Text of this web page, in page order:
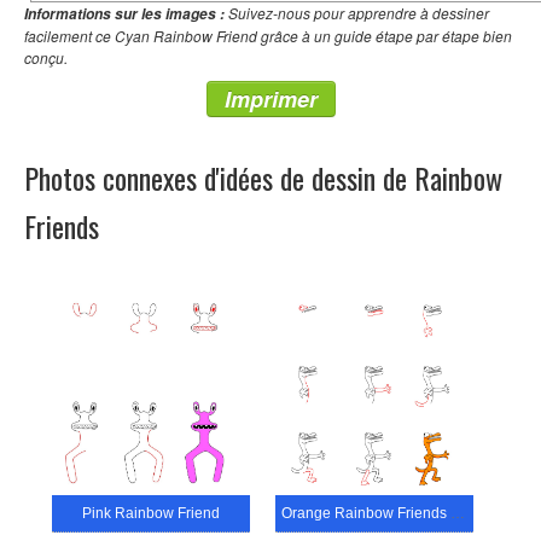
Informations sur les images :Suivez-nous pour apprendre à dessiner
facilement ce Cyan Rainbow Friend grâce à un guide étape par étape bien
conçu.
Imprimer
Photos connexes d'idées de dessin de Rainbow
Friends
Pink Rainbow Friend